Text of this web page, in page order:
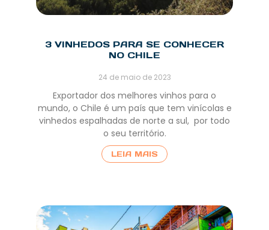
3 VINHEDOS PARA SE CONHECER
NO CHILE
24 de maio de 2023
Exportador dos melhores vinhos para o
mundo, o Chile é um país que tem vinícolas e
vinhedos espalhadas de norte a sul, por todo
o seu território.
LEIA MAIS